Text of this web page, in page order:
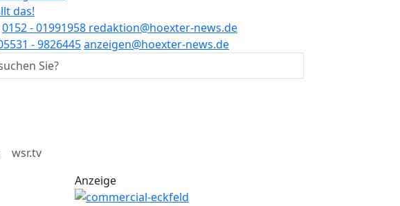
das!
0152 - 01991958 redaktion@hoexter-news.de
- 9826445anzeigen@hoexter-news.de
wsr.tv
Anzeige